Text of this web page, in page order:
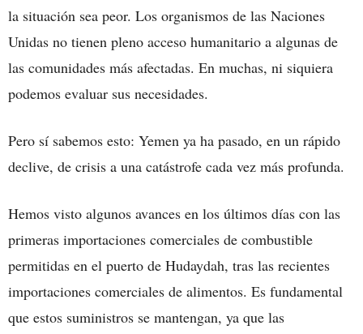
la situación sea peor. Los organismos de las Naciones
Unidas no tienen pleno acceso humanitario a algunas de
las comunidades más afectadas. En muchas, ni siquiera
podemos evaluar sus necesidades.
Pero sí sabemos esto: Yemen ya ha pasado, en un rápido
declive, de crisis a una catástrofe cada vez más profunda.
Hemos visto algunos avances en los últimos días con las
primeras importaciones comerciales de combustible
permitidas en el puerto de Hudaydah, tras las recientes
importaciones comerciales de alimentos. Es fundamental
que estos suministros se mantengan, ya que las